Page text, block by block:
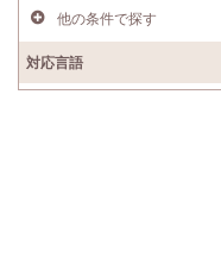
他の条件で探す
対応言語